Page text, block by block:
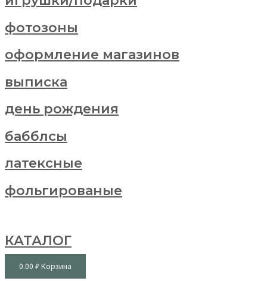
фотозоны
оформление магазинов
выписка
день рождения
бабблсы
латексные
фольгированые
КАТАЛОГ
0.00 ₽ Корзина